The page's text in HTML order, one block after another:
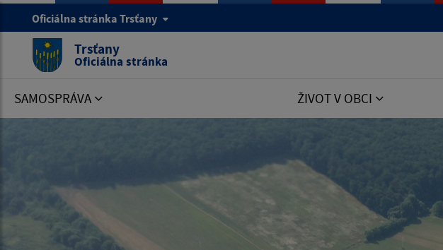
Oficiálna stránka Trsťany
Trsťany
Oficiálna stránka
SAMOSPRÁVA ŽIVOT V OBCI